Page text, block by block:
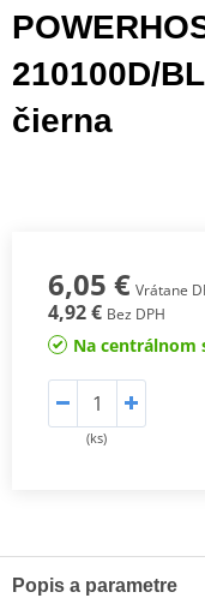
210100D/
čierna
6,05 € Vrátane
4,92 € Bez DPH
Na centrálnom
(ks)
Popis a parametre